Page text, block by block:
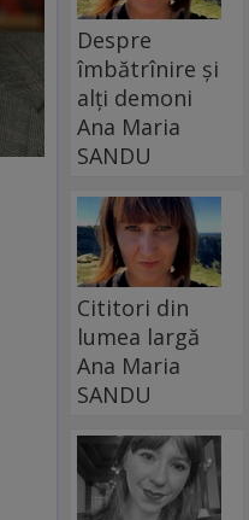
Despre
îmbătrînire și
alți demoni
Ana Maria
SANDU
Cititori din
lumea largă
Ana Maria
SANDU